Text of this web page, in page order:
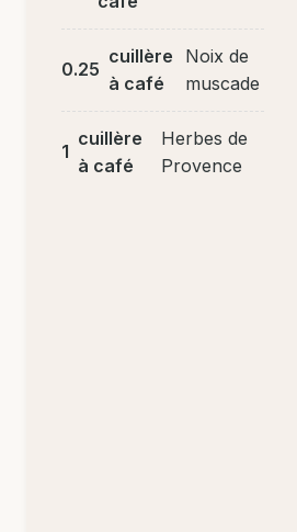
0.25
cuillère
à café
Noix de
muscade
1
cuillère
à café
Herbes de
Provence